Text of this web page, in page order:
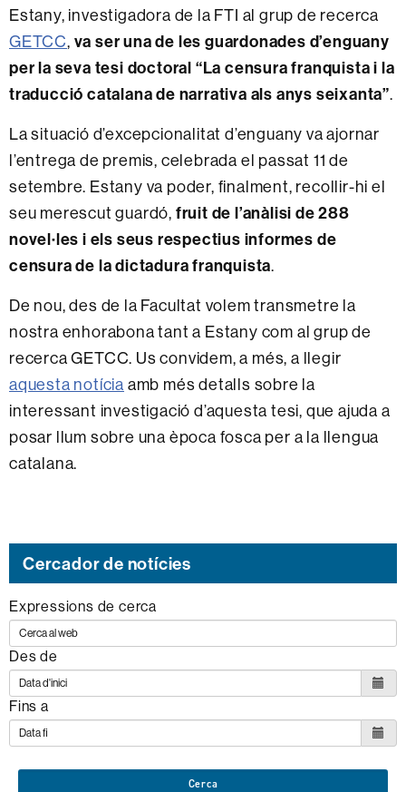
Estany, investigadora de la FTI al grup de recerca
GETCC, va ser una de les guardonades d’enguany
per la seva tesi doctoral “La censura franquista i la
traducció catalana de narrativa als anys seixanta”.
La situació d’excepcionalitat d’enguany va ajornar
l’entrega de premis, celebrada el passat 11 de
setembre. Estany va poder, finalment, recollir-hi el
seu merescut guardó, fruit de l’anàlisi de 288
novel·les i els seus respectius informes de
censura de la dictadura franquista.
De nou, des de la Facultat volem transmetre la
nostra enhorabona tant a Estany com al grup de
recerca GETCC. Us convidem, a més, a llegir
aquesta notícia amb més detalls sobre la
interessant investigació d’aquesta tesi, que ajuda a
posar llum sobre una època fosca per a la llengua
catalana.
Cercador de notícies
Expressions de cerca
Des de
Fins a
Cerca